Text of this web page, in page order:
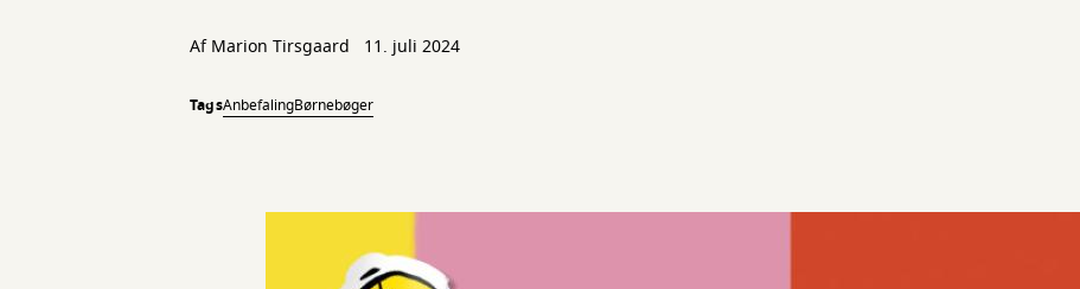
Af Marion Tirsgaard 11. juli 2024
TagsAnbefalingBørnebøger